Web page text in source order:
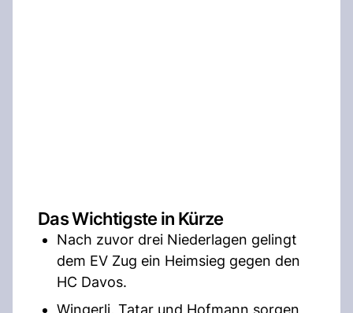
Das Wichtigste in Kürze
Nach zuvor drei Niederlagen gelingt
dem EV Zug ein Heimsieg gegen den
HC Davos.
Wingerli, Tatar und Hofmann sorgen